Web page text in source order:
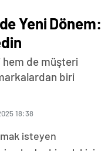
Yeni Dönem:
hem de müşteri
biri
18:38
isteyen